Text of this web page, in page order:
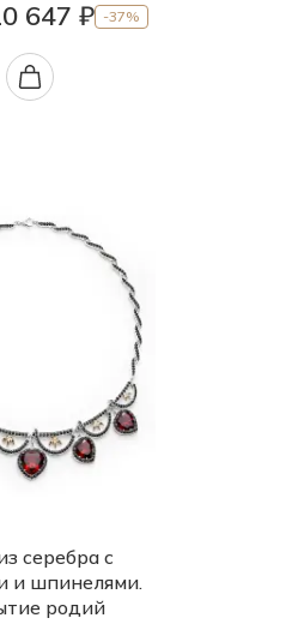
647 ₽ -37%
серебра с
и шпинелями.
родий